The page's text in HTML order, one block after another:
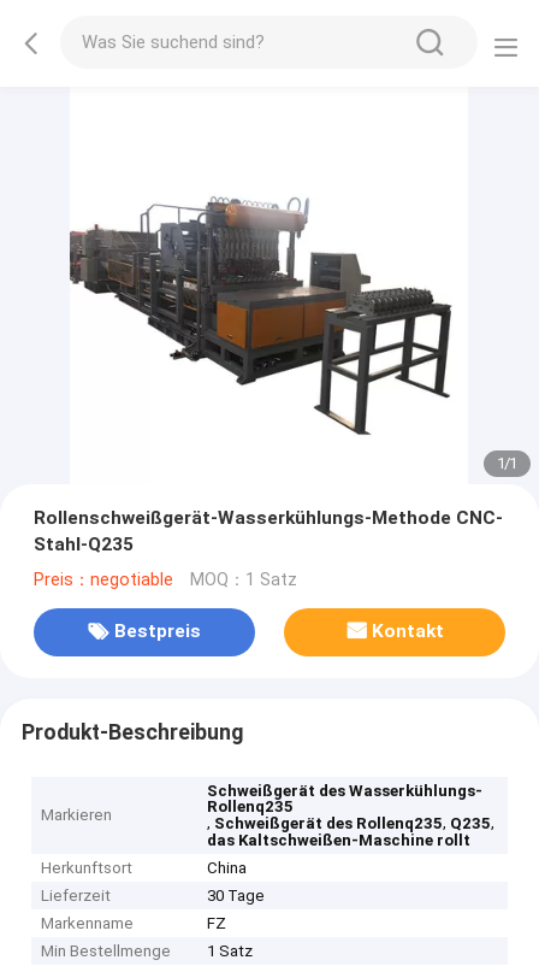
1/1
Rollenschweißgerät-Wasserkühlungs-Methode CNC-
Stahl-Q235
Preis：negotiable MOQ：1 Satz
Bestpreis Kontakt
Produkt-Beschreibung
Markieren
Schweißgerät des Wasserkühlungs-
Rollenq235
, Schweißgerät des Rollenq235, Q235,
das Kaltschweißen-Maschine rollt
Herkunftsort
China
Lieferzeit
30 Tage
Markenname
FZ
Min Bestellmenge
1 Satz